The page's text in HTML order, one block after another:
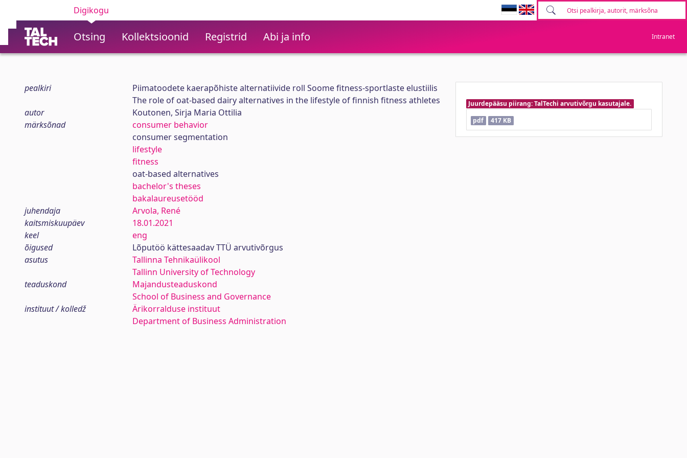
Digikogu
Otsing Kollektsioonid Registrid Abi ja info Intranet
pealkiri
Piimatoodete kaerapõhiste alternatiivide roll Soome fitness-sportlaste elustiilis
The role of oat-based dairy alternatives in the lifestyle of finnish fitness athletes
autor
Koutonen, Sirja Maria Ottilia
märksõnad
consumer behavior
consumer segmentation
lifestyle
fitness
oat-based alternatives
bachelor's theses
bakalaureusetööd
juhendaja
Arvola, René
kaitsmiskuupäev
18.01.2021
keel
eng
õigused
Lõputöö kättesaadav TTÜ arvutivõrgus
asutus
Tallinna Tehnikaülikool
Tallinn University of Technology
teaduskond
Majandusteaduskond
School of Business and Governance
instituut / kolledž
Ärikorralduse instituut
Department of Business Administration
Juurdepääsu piirang: TalTechi arvutivõrgu kasutajale.
pdf
417 KB